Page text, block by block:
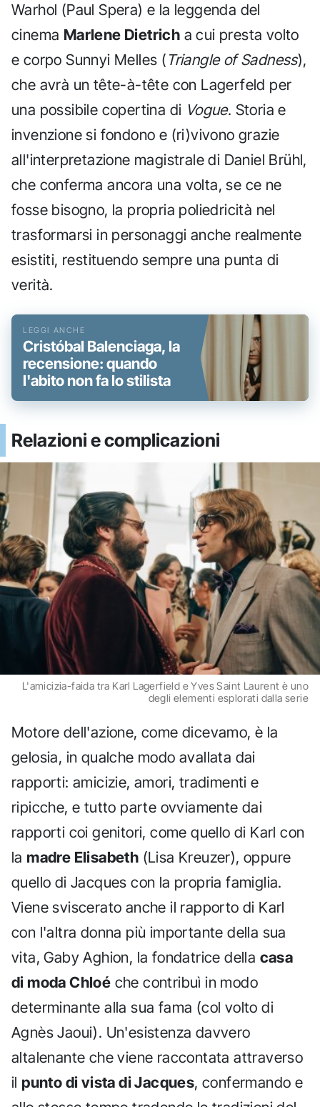
Warhol (Paul Spera) e la leggenda del
cinema Marlene Dietrich a cui presta volto
e corpo Sunnyi Melles ( Triangle of Sadness),
che avrà un tête-à-tête con Lagerfeld per
una possibile copertina di Vogue. Storia e
invenzione si fondono e (ri)vivono grazie
all'interpretazione magistrale di Daniel Brühl,
che conferma ancora una volta, se ce ne
fosse bisogno, la propria poliedricità nel
trasformarsi in personaggi anche realmente
esistiti, restituendo sempre una punta di
verità.
Cristóbal Balenciaga, la
recensione: quando
l'abito non fa lo stilista
Relazioni e complicazioni
L'amicizia-faida tra Karl Lagerfield e Yves Saint Laurent è uno
degli elementi esplorati dalla serie
Motore dell'azione, come dicevamo, è la
gelosia, in qualche modo avallata dai
rapporti: amicizie, amori, tradimenti e
ripicche, e tutto parte ovviamente dai
rapporti coi genitori, come quello di Karl con
la madre Elisabeth (Lisa Kreuzer), oppure
quello di Jacques con la propria famiglia.
Viene sviscerato anche il rapporto di Karl
con l'altra donna più importante della sua
vita, Gaby Aghion, la fondatrice della casa
di moda Chloé che contribuì in modo
determinante alla sua fama (col volto di
Agnès Jaoui). Un'esistenza davvero
altalenante che viene raccontata attraverso
il punto di vista di Jacques, confermando e